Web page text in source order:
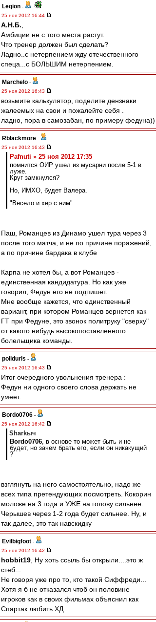
Leqion -
25 ноя 2012 16:44
А.Н.Б.
Амбиции не с того места растут.
Что тренер должен был сделать?
Ладно..с нетерпением жду отечественного
спеца...с БОЛЬШИМ нетерпением.
Marchelo -
25 ноя 2012 16:43
возьмите калькулятор, поделите дензнаки
жалеемых на свои и пожалейте себя .
ладно, пора в самозабан, по примеру федуна))
Rblackmore -
25 ноя 2012 16:43
Pafnuti » 25 ноя 2012 17:35
помнится ОИР ушел из мусарни после 5-1 в
луже.
Круг замкнулся?
Но, ИМХО, будет Валера.
"Весело и хер с ним"
Паш, Романцев из Динамо ушел тура через 3
после того матча, и не по причине поражений,
а по причине бардака в клубе
Карпа не хотел бы, а вот Романцев -
единственная кандидатура. Но как уже
говорил, Федун его не подпишет.
Мне вообще кажется, что единственный
вариант, при котором Романцев вернется как
ГТ при Федуне, это звонок политруку "сверху"
от какого нибудь высокопоставленного
болельщика команды.
poliduris -
25 ноя 2012 16:43
Итог очередного увольнения тренера :
Федун ни одного своего слова держать не
умеет.
Bordo0706 -
25 ноя 2012 16:42
Sharkыч
Bordo0706, в основе то может быть и не
будет, но зачем брать его, если он никакущий
?
взглянуть на него самостоятельно, надо же
всех типа претендующих посмотреть. Кокорин
моложе на 3 года и УЖЕ на голову сильнее.
Черышев через 1-2 года будет сильнее. Ну, и
так далее, это так навскидку
Evilbigfoot -
25 ноя 2012 16:42
hobbit19 , Ну хоть ссыль бы открыли....это ж
стеб...
Не говоря уже про то, кто такой Сиффреди...
Хотя я б не отказался чтоб он половине
игроков как в своих фильмах объяснил как
Спартак любить ХД